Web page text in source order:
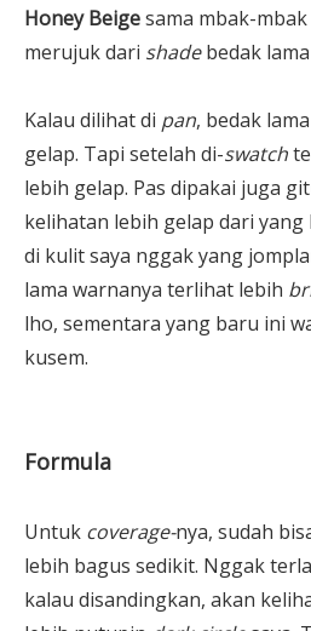
Honey Beigesama mbak-
merujuk dari shadebedak lama
Kalau dilihat di pan, bedak
gelap. Tapi setelah di-swatch
lebih gelap. Pas dipakai juga
kelihatan lebih gelap dari yang
di kulit saya nggak yang
lama warnanya terlihat lebih
lho, sementara yang baru ini
kusem.
Formula
Untuk coverage-nya, sudah
lebih bagus sedikit. Nggak
kalau disandingkan, akan